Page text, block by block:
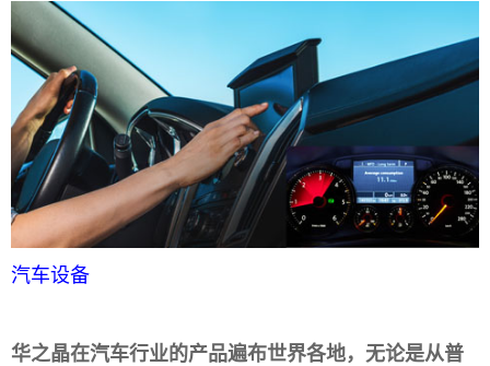
新闻中心
联系我们
定制品
汽车设备
华之晶在汽车行业的产品遍布世界各地，无论是从普